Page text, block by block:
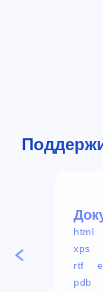
html
xps
rtf
pdb